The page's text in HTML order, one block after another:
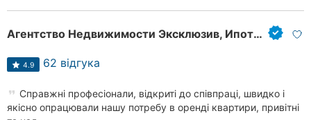
Агентство Недвижимости Эксклюзив, Ипотечная компания
4.9 62 відгука
Справжні професіонали, відкриті до співпраці, швидко і
якісно опрацювали нашу потребу в оренді квартири, привітні